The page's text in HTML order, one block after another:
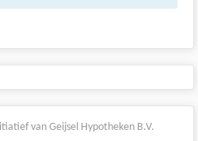
van Geijsel Hypotheken B.V.